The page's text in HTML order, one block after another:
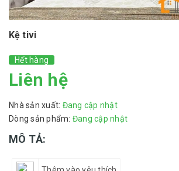
Kệ tivi
Hết hàng
Liên hệ
Nhà sản xuất: Đang cập nhật
Dòng sản phẩm: Đang cập nhật
MÔ TẢ: